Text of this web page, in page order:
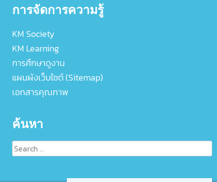
การจัดการความรู้
KM Society
KM Learning
การศึกษาดูงาน
แผนผังเว็บไซต์ (Sitemap)
เอกสารคุณภาพ
ค้นหา
Search
for: